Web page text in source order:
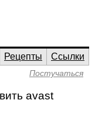
Рецепты
Ссылки
Постучаться
avast